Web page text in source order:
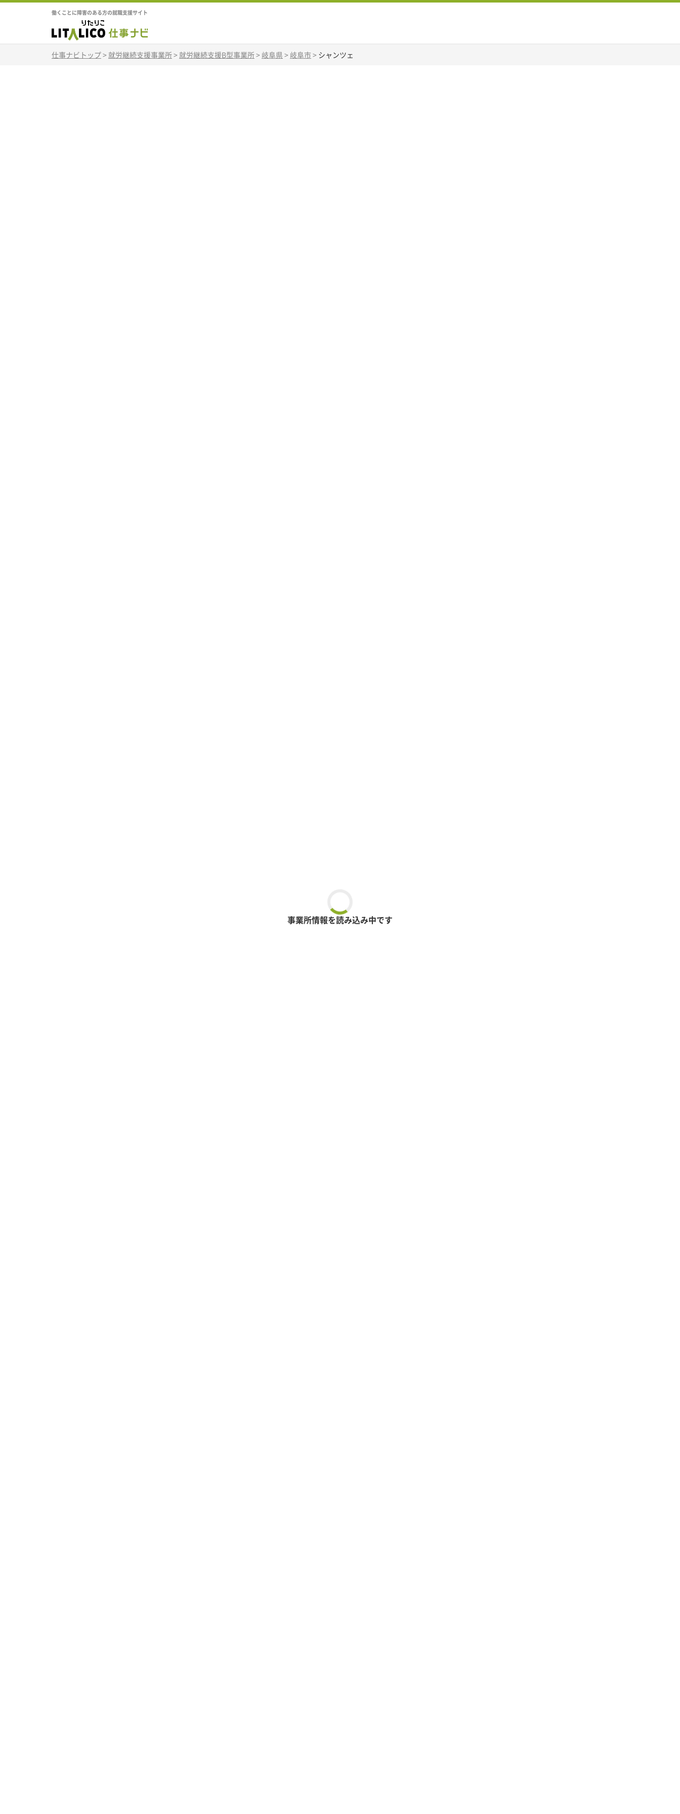
働くことに障害のある方の就職支援サイト
仕事ナビトップ> 就労継続支援事業所> 就労継続支援B型事業所> 岐阜県 > 岐阜市> シャンツェ
事業所情報を読み込み中です